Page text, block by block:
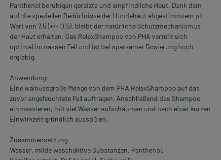
Panthenol beruhigen gereizte und empfindliche Haut. Dank dem
auf die speziellen Bedürfnisse der Hundehaut abgestimmtem pH-
Wert von 7,5 (+/- 0,5), bleibt der natürliche Schutzmechanismus
der Haut erhalten. Das RelaxShampoo von PHA verteilt sich
optimal im nassen Fell und ist bei sparsamer Dosierung hoch
ergiebig.
Anwendung:
Eine walnussgroße Menge von dem PHA RelaxShampoo auf das
zuvor angefeuchtete Fell auftragen. Anschließend das Shampoo
einmassieren, mit viel Wasser aufschäumen und nach einer kurzen
Einwirkzeit gründlich ausspülen.
Zusammensetzung
Wasser, milde waschaktive Substanzen, Panthenol,